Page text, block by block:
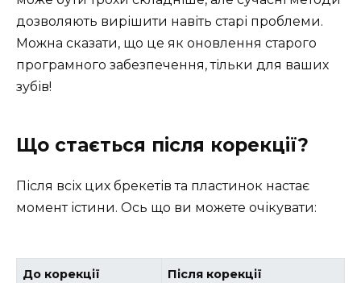
дозволяють вирішити навіть старі проблеми.
Можна сказати, що це як оновлення старого
програмного забезпечення, тільки для ваших
зубів!
Що стається після корекції?
Після всіх цих брекетів та пластинок настає
момент істини. Ось що ви можете очікувати:
До корекції Після корекції